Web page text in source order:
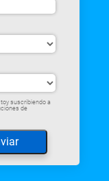
suscribiendo a
de